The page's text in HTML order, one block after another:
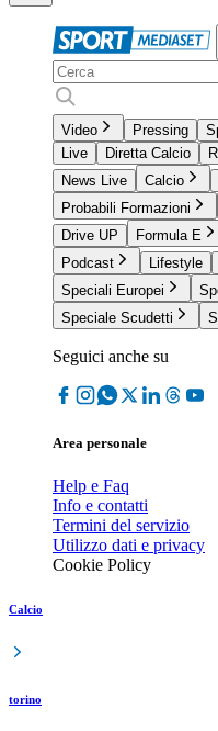
Video Pressing
Live
Diretta Calcio
News Live
Calcio
Probabili Formazioni
Drive UP
Formula E
Podcast
Lifestyle
Speciali Europei
Speciale Scudetti
Seguici anche su
Area personale
Help e Faq
Info e contatti
Termini del servizio
Utilizzo dati e privacy
Cookie Policy
Calcio
torino